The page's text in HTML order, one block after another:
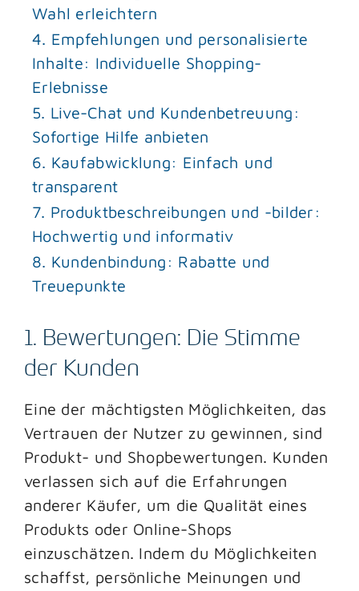
Wahl erleichtern
4. Empfehlungen und personalisierte
Inhalte: Individuelle Shopping-
Erlebnisse
5. Live-Chat und Kundenbetreuung:
Sofortige Hilfe anbieten
6. Kaufabwicklung: Einfach und
transparent
7. Produktbeschreibungen und -bilder:
Hochwertig und informativ
8. Kundenbindung: Rabatte und
Treuepunkte
1. Bewertungen: Die Stimme
der Kunden
Eine der mächtigsten Möglichkeiten, das
Vertrauen der Nutzer zu gewinnen, sind
Produkt- und Shopbewertungen. Kunden
verlassen sich auf die Erfahrungen
anderer Käufer, um die Qualität eines
Produkts oder Online-Shops
einzuschätzen. Indem du Möglichkeiten
schaffst, persönliche Meinungen und